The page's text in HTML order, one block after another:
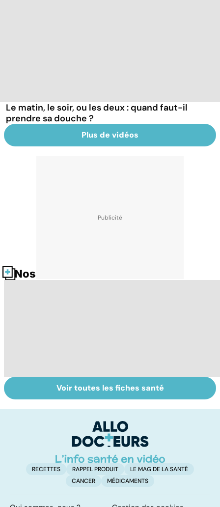
Le matin, le soir, ou les deux : quand faut-il
prendre sa douche ?
Plus de vidéos
Nos fiches santé
Tout savoir sur le
vitiligo
Prurit,
démangeaisons :
peau qui gratte !
Voir toutes les fiches santé
RECETTES RAPPEL PRODUIT
LE MAG DE LA SANTÉ
CANCER
MÉDICAMENTS